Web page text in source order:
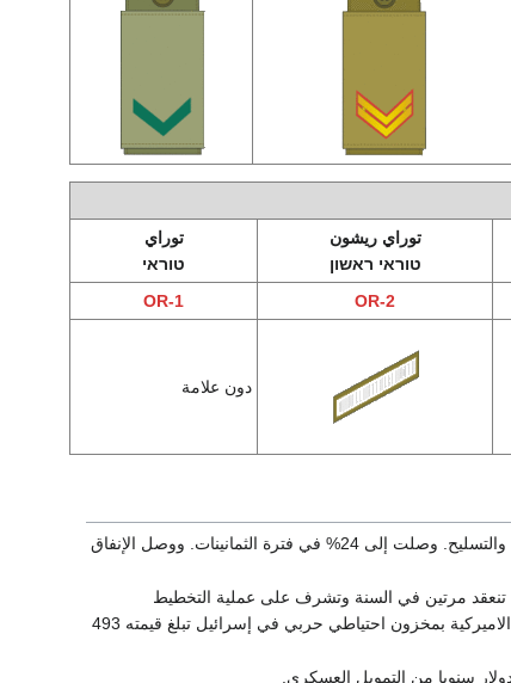
توراي ريشون
טוראי ראשון
توراي
טוראי
OR-2
OR-1
دون علامة
وخلال الأعوام 1950 إلى 1966، صرفت الحكومة الإسرائيلية 9% من ناتج الدخل القومي على الجيش والتسليح. وصلت إلى 24% في فترة الثمانينات. ووصل الإنفاق
التي تنعقد مرتين في السنة وتشرف على عملية التخطيط
العسكري والتدريبات المشتركة ، وتتعاون على البحوث العسكرية وتطوير الاسلحة.كما تحتفظ القوات الاميركية بمخزون احتياطي حربي في إسرائيل تبلغ قيمته 493